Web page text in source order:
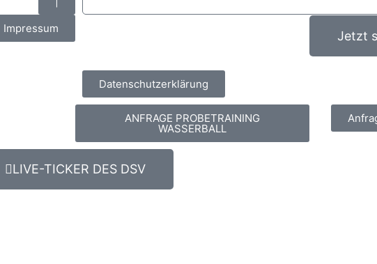
Impressum
Jetzt
Datenschutzerklärung
ANFRAGE PROBETRAINING
WASSERBALL
LIVE-TICKER DES DSV